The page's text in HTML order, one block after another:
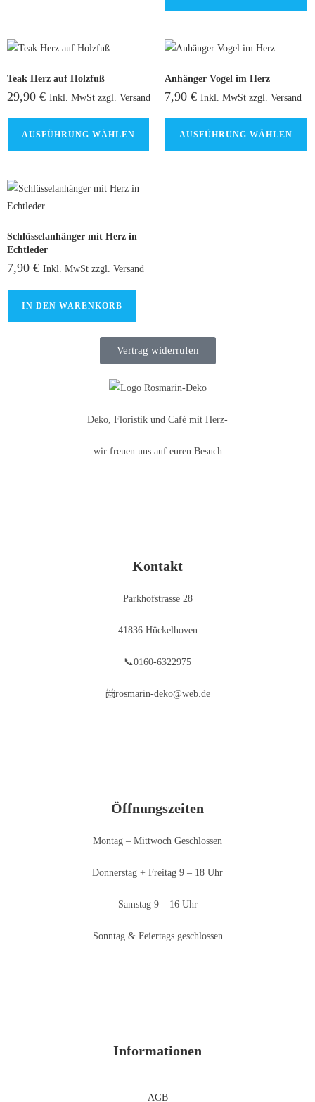
Teak Herz auf Holzfuß
29,90 € Inkl. MwSt zzgl. Versand
AUSFÜHRUNG WÄHLEN
Anhänger Vogel im Herz
7,90 € Inkl. MwSt zzgl. Versand
AUSFÜHRUNG WÄHLEN
Schlüsselanhänger mit Herz in
Echtleder
7,90 € Inkl. MwSt zzgl. Versand
IN DEN WARENKORB
Vertrag widerrufen
Deko, Floristik und Café mit Herz-
wir freuen uns auf euren Besuch
Kontakt
Parkhofstrasse 28
41836 Hückelhoven
📞0160-6322975
📨rosmarin-deko@web.de
Öffnungszeiten
Montag – Mittwoch Geschlossen
Donnerstag + Freitag 9 – 18 Uhr
Samstag 9 – 16 Uhr
Sonntag & Feiertags geschlossen
Informationen
AGB